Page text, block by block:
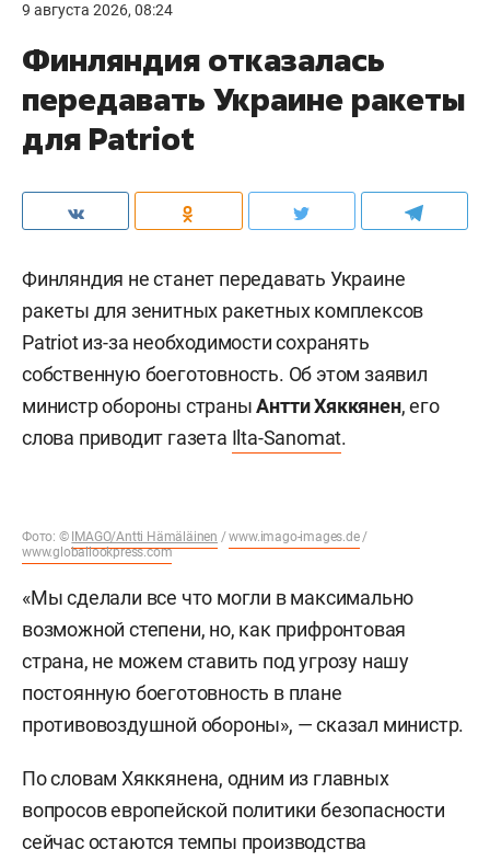
9 августа 2026, 08:24
Финляндия отказалась
передавать Украине ракеты
для Patriot
Финляндия не станет передавать Украине
ракеты для зенитных ракетных комплексов
Patriot из-за необходимости сохранять
собственную боеготовность. Об этом заявил
министр обороны страныАнтти Хяккянен, его
слова приводит газета Ilta-Sanomat.
Фото: © IMAGO/Antti Hämäläinen /www.imago-images.de/
www.globallookpress.com
«Мы сделали все что могли в максимально
возможной степени, но, как прифронтовая
страна, не можем ставить под угрозу нашу
постоянную боеготовность в плане
противовоздушной обороны», — сказал министр.
По словам Хяккянена, одним из главных
вопросов европейской политики безопасности
сейчас остаются темпы производства